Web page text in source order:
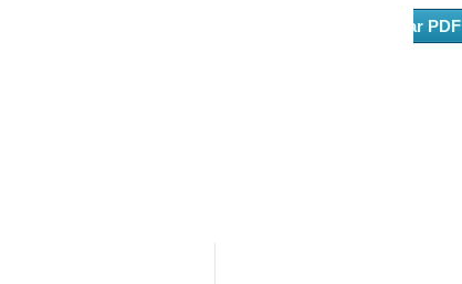
Descargar PDF